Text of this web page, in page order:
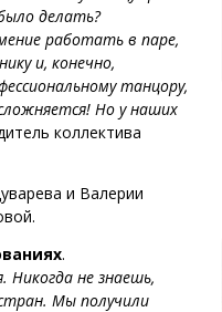
делать?
работать в паре,
и, конечно,
танцору,
Но у наших
коллектива
и Валерии
.
Никогда не знаешь,
Мы получили